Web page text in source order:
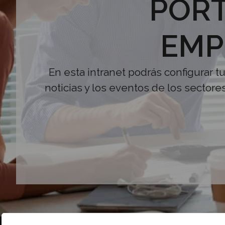
En esta intranet podrás configurar
noticias y los eventos de los